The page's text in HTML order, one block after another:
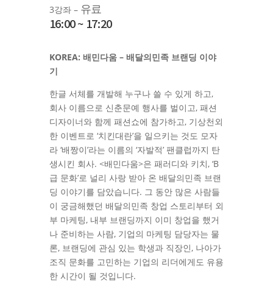
3강좌 – 유료
16:00 ~ 17:20
KOREA: 배민다움 – 배달의민족 브랜딩 이야
기
한글 서체를 개발해 누구나 쓸 수 있게 하고,
회사 이름으로 신춘문예 행사를 벌이고, 패션
디자이너와 함께 패션쇼에 참가하고, 기상천외
한 이벤트로 ‘치킨대란’을 일으키는 것도 모자
라 ‘배짱이’라는 이름의 ‘자발적’ 팬클럽까지 탄
생시킨 회사. <배민다움>은 패러디와 키치, ‘B
급 문화’로 널리 사랑 받아 온 배달의민족 브랜
딩 이야기를 담았습니다. 그 동안 많은 사람들
이 궁금해했던 배달의민족 창업 스토리부터 외
부 마케팅, 내부 브랜딩까지 이미 창업을 했거
나 준비하는 사람, 기업의 마케팅 담당자는 물
론, 브랜딩에 관심 있는 학생과 직장인, 나아가
조직 문화를 고민하는 기업의 리더에게도 유용
한 시간이 될 것입니다.